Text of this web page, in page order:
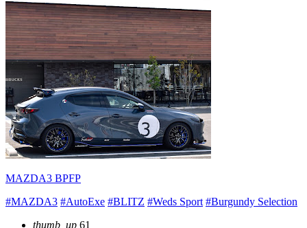
MAZDA3 BPFP
#MAZDA3 #AutoExe #BLITZ #Weds Sport #Burgundy Selection
thumb_up 61